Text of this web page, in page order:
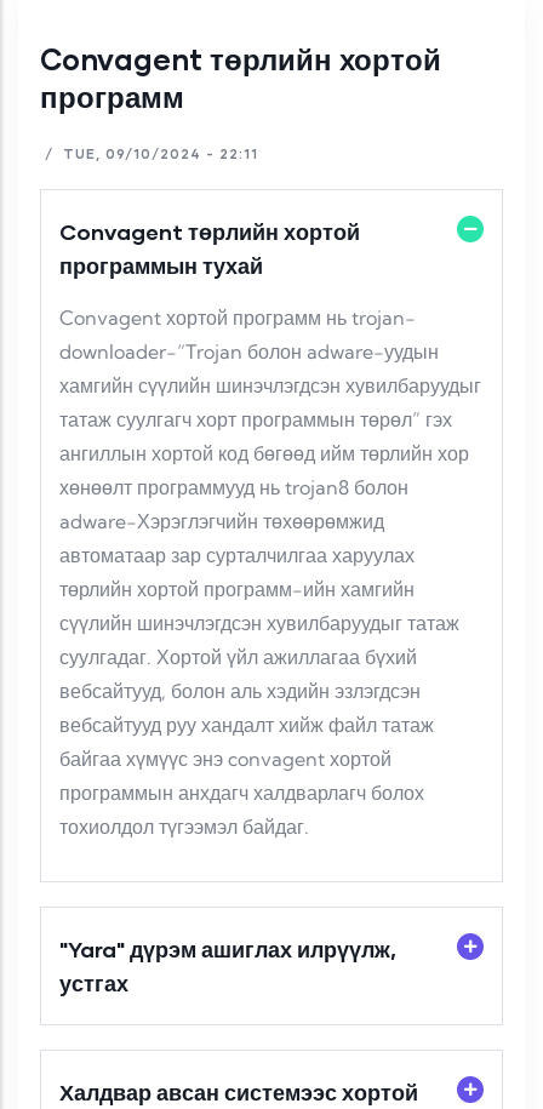
Convagent төрлийн хортой
программ
/ TUE, 09/10/2024 - 22:11
Convagent төрлийн хортой
программын тухай
Convagent хортой программ нь trojan-
downloader-“Trojan болон adware-уудын
хамгийн сүүлийн шинэчлэгдсэн хувилбаруудыг
татаж суулгагч хорт программын төрөл” гэх
ангиллын хортой код бөгөөд ийм төрлийн хор
хөнөөлт программууд нь trojan8 болон
adware-Хэрэглэгчийн төхөөрөмжид
автоматаар зар сурталчилгаа харуулах
төрлийн хортой программ-ийн хамгийн
сүүлийн шинэчлэгдсэн хувилбаруудыг татаж
суулгадаг. Хортой үйл ажиллагаа бүхий
вебсайтууд, болон аль хэдийн эзлэгдсэн
вебсайтууд руу хандалт хийж файл татаж
байгаа хүмүүс энэ convagent хортой
программын анхдагч халдварлагч болох
тохиолдол түгээмэл байдаг.
"Yara" дүрэм ашиглах илрүүлж,
устгах
Халдвар авсан системээс хортой